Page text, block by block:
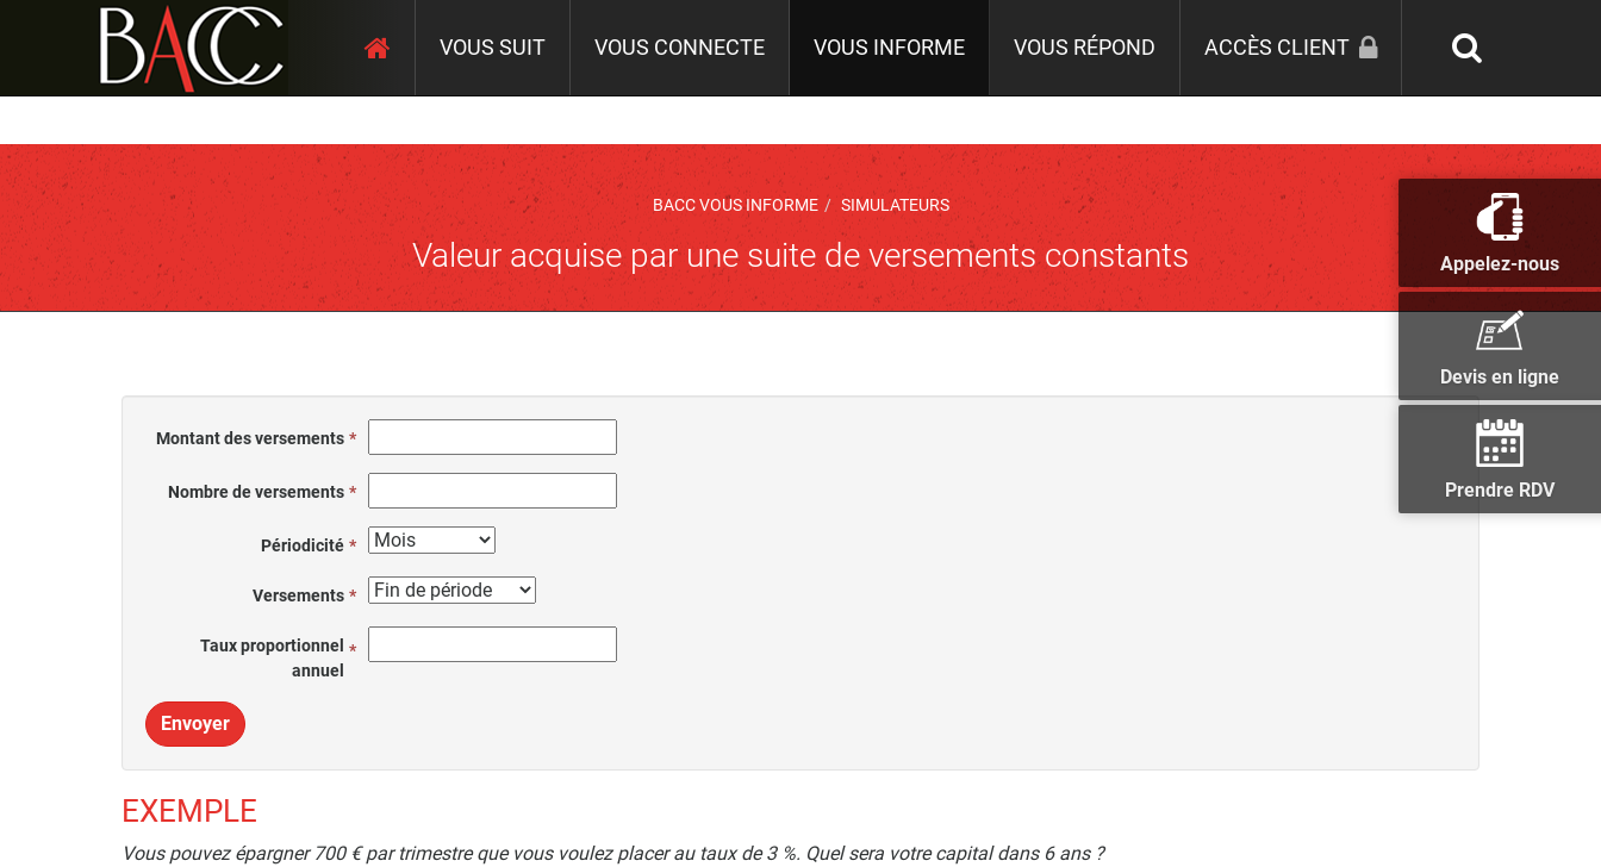
VOUS SUIT VOUS CONNECTE VOUS INFORME VOUS RÉPOND ACCÈS CLIENT
BACC VOUS INFORME SIMULATEURS
Appelez-nous
Devis en ligne
Prendre RDV
Valeur acquise par une suite de versements constants
Montant des versements
Nombre de versements
Périodicité
Versements
Taux proportionnel
annuel
Envoyer
EXEMPLE
Vous pouvez épargner 700 € par trimestre que vous voulez placer au taux de 3 %. Quel sera votre capital dans 6 ans ?